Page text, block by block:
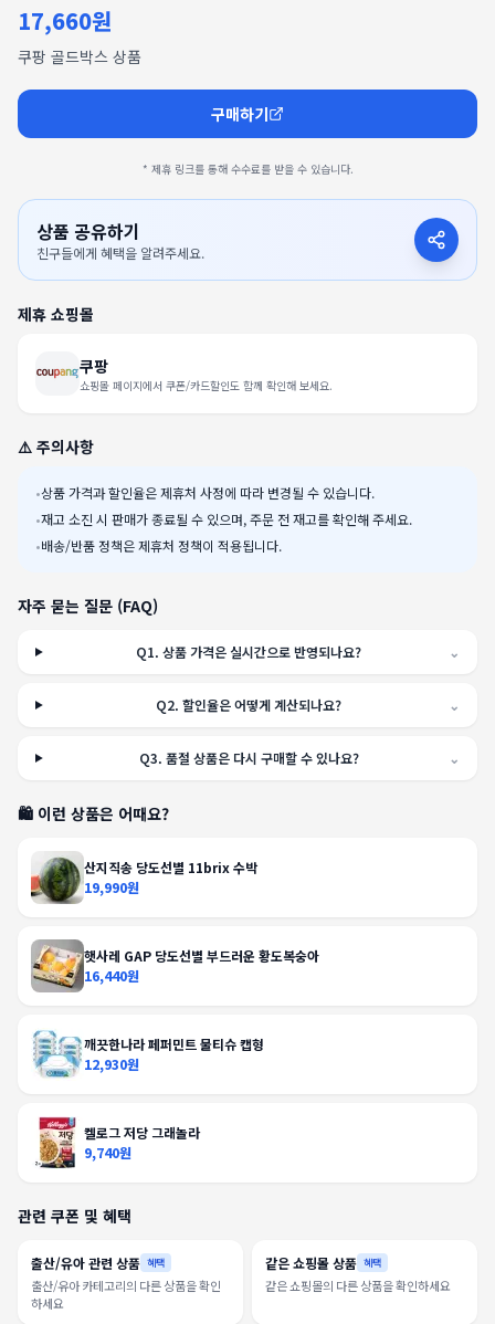
17,660원
쿠팡 골드박스 상품
구매하기
* 제휴 링크를 통해 수수료를 받을 수 있습니다.
상품 공유하기
친구들에게 혜택을 알려주세요.
제휴 쇼핑몰
쿠팡
쇼핑몰 페이지에서 쿠폰/카드할인도 함께 확인해 보세요.
⚠️ 주의사항
•상품 가격과 할인율은 제휴처 사정에 따라 변경될 수 있습니다.
•재고 소진 시 판매가 종료될 수 있으며, 주문 전 재고를 확인해 주세요.
•배송/반품 정책은 제휴처 정책이 적용됩니다.
자주 묻는 질문 (FAQ)
Q1.상품 가격은 실시간으로 반영되나요? ⌄
Q2.할인율은 어떻게 계산되나요? ⌄
Q3. 품절 상품은 다시 구매할 수 있나요? ⌄
🛍️ 이런 상품은 어때요?
산지직송 당도선별 11brix 수박
19,990원
햇사레 GAP 당도선별 부드러운 황도복숭아
16,440원
깨끗한나라 페퍼민트 물티슈 캡형
12,930원
켈로그 저당 그래놀라
9,740원
관련 쿠폰 및 혜택
출산/유아 관련 상품 혜택
출산/유아 카테고리의 다른 상품을 확인
하세요
같은 쇼핑몰 상품 혜택
같은 쇼핑몰의 다른 상품을 확인하세요